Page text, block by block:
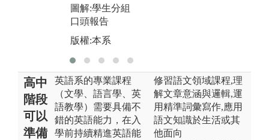
圖解:學生分組
口頭報告
版權:本系
高中
階段
可以
準備
英語系的專業課程
（文學、語言學、英
語教學）需要具備不
錯的英語能力，在入
學前持續精進英語能
修習語文領域課程,理
解文章意涵與邏輯,運
用精準詞彙寫作,應用
語文知識於生活或其
他面向